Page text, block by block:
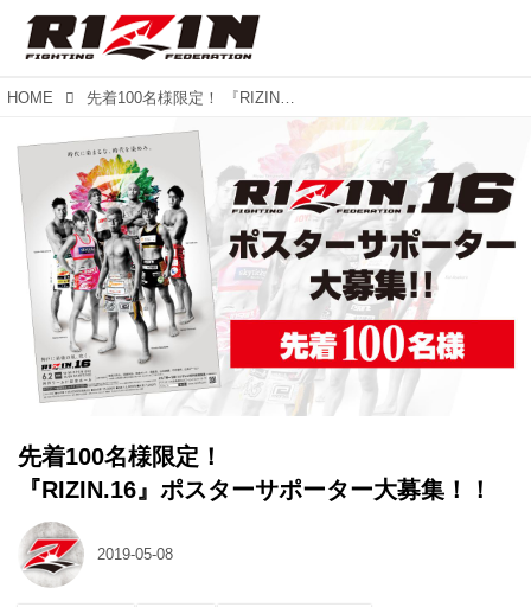
HOME 先着100名様限定！ 『RIZIN.16』ポスターサポーター大募集！！
先着100名様限定！
『RIZIN.16』ポスターサポーター大募集！！
2019-05-08